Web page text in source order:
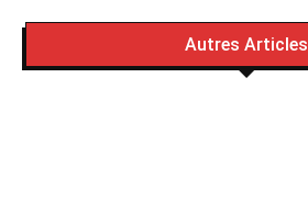
Autres Articles